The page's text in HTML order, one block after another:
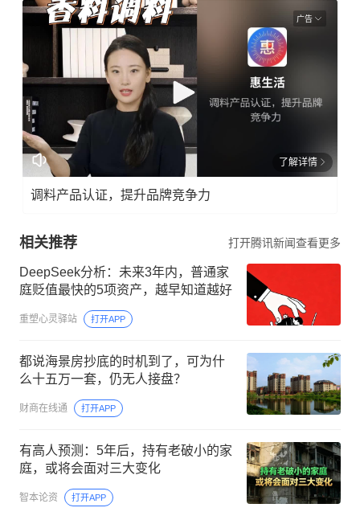
广告
了解详情
调料产品认证，提升品牌竞争力
相关推荐 打开腾讯新闻查看更多
DeepSeek分析：未来3年内，普通家
庭贬值最快的5项资产，越早知道越好
重塑心灵驿站 打开APP
都说海景房抄底的时机到了，可为什
么十五万一套，仍无人接盘？
财商在线通 打开APP
有高人预测：5年后，持有老破小的家
庭，或将会面对三大变化
智本论资 打开APP